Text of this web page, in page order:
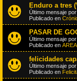
Enduro a tres
Último mensaje por
Publicado en
PASAR DE
Último mensaje por
Publicado en
felicidades
Último mensaje por
Publicado en